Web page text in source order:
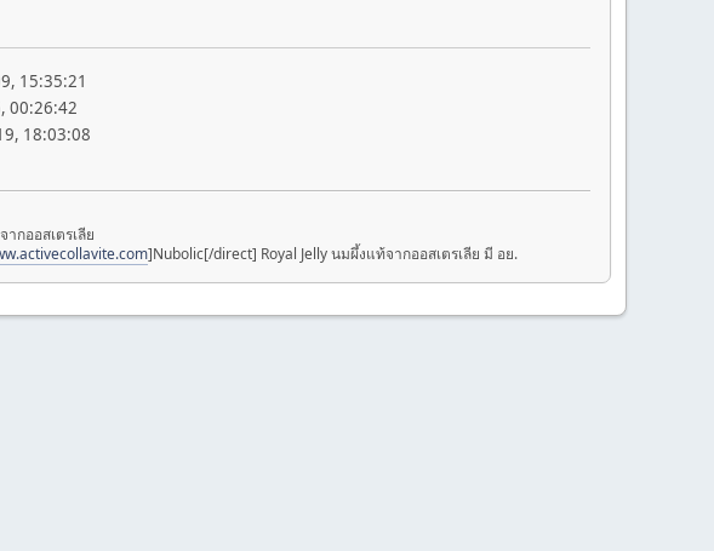
15:35:21
00:26:42
18:03:08
กออสเตรเลีย
]Nubolic[/direct] Royal Jelly นมผึ้งแท้จากออสเตรเลีย มี อย.